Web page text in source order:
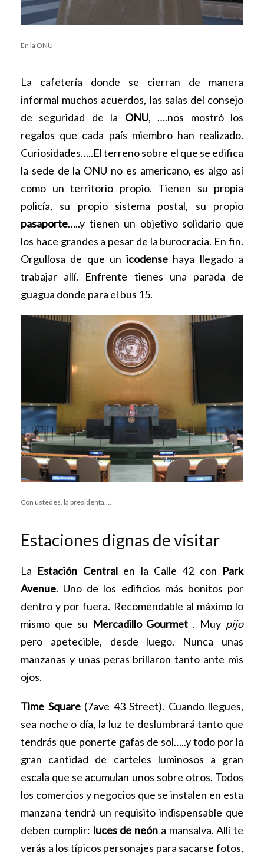
En la ONU
La cafetería donde se cierran de manera
informal muchos acuerdos, las salas del consejo
de seguridad de la ONU, ….nos mostró los
regalos que cada país miembro han realizado.
Curiosidades…..El terreno sobre el que se edifica
la sede de la ONU no es americano, es algo así
como un territorio propio. Tienen su propia
policía, su propio sistema postal, su propio
pasaporte…..y tienen un objetivo solidario que
los hace grandes a pesar de la burocracia. En fin.
Orgullosa de que unicodense haya llegado a
trabajar allí. Enfrente tienes una parada de
guagua donde para el bus 15.
Con ustedes, la presidenta….
Estaciones dignas de visitar
La Estación Centralen la Calle 42 con Park
Avenue. Uno de los edificios más bonitos por
dentro y por fuera. Recomendable al máximo lo
mismo que su Mercadillo Gourmet . Muy pijo
pero apetecible, desde luego. Nunca unas
manzanas y unas peras brillaron tanto ante mis
ojos.
Time Square(7ave 43 Street). Cuando llegues,
sea noche o día, la luz te deslumbrará tanto que
tendrás que ponerte gafas de sol…..y todo por la
gran cantidad de carteles luminosos a gran
escala que se acumulan unos sobre otros. Todos
los comercios y negocios que se instalen en esta
manzana tendrá un requisito indispensable que
deben cumplir: luces de neón a mansalva. Allí te
verás a los típicos personajes para sacarse fotos,